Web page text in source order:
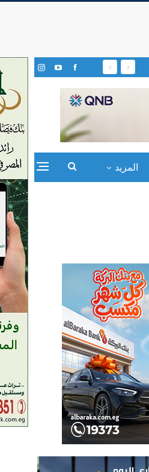
المزيد